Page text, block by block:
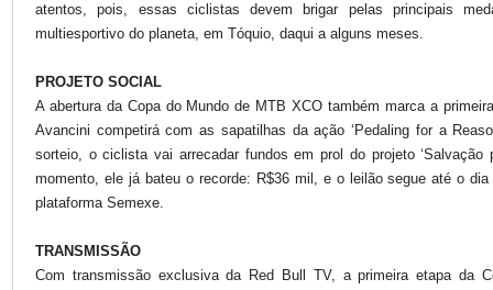
atentos, pois, essas ciclistas devem brigar pelas principais
multiesportivo do planeta, em Tóquio, daqui a alguns meses.
PROJETO SOCIAL
A abertura da Copa do Mundo de MTB XCO também marca a
Avancini competirá com as sapatilhas da ação ‘Pedaling for a
sorteio, o ciclista vai arrecadar fundos em prol do projeto ‘Salvação
momento, ele já bateu o recorde: R$36 mil, e o leilão segue até o
plataforma Semexe.
TRANSMISSÃO
Com transmissão exclusiva da Red Bull TV, a primeira etapa da